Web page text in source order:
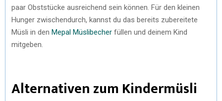
paar Obststücke ausreichend sein können. Für den kleinen
Hunger zwischendurch, kannst du das bereits zubereitete
Müsli in den Mepal Müslibecher füllen und deinem Kind
mitgeben.
Alternativen zum Kindermüsli